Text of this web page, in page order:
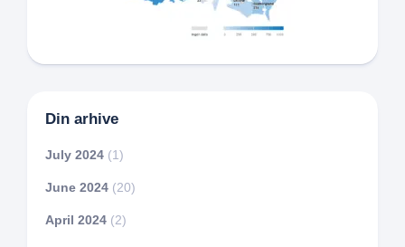
Din arhive
July 2024 (1)
June 2024 (20)
April 2024 (2)